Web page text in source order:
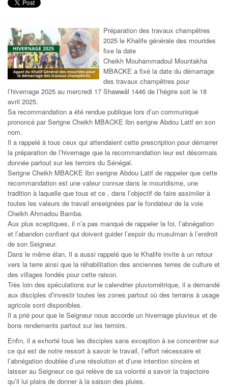
Préparation des travaux champêtres
2025 le Khalife générale des mourides
fixe la date
Cheikh Mouhammadoul Mountakha
MBACKE a fixé la date du démarrage
des travaux champêtres pour
l’hivernage 2025 au mercredi 17 Shawwâl 1446 de l’hégire soit le 18
avril 2025.
Sa recommandation a été rendue publique lors d’un communiqué
prononcé par Serigne Cheikh MBACKE Ibn serigne Abdou Latif en son
nom.
Il a rappelé à tous ceux qui attendaient cette prescription pour démarrer
la préparation de l’hivernage que la recommandation leur est désormais
donnée partout sur les terroirs du Sénégal.
Serigne Cheikh MBACKE Ibn serigne Abdou Latif de rappeler que cette
recommandation est une valeur connue dans le mouridisme, une
tradition à laquelle que tous et ce , dans l’objectif de faire assimiler à
toutes les valeurs de travail enseignées par le fondateur de la voie
Cheikh Ahmadou Bamba.
Aux plus sceptiques, il n’a pas manqué de rappeler la foi, l’abnégation
et l’abandon confiant qui doivent guider l’espoir du musulman à l’endroit
de son Seigneur.
Dans le même élan, Il a aussi rappelé que le Khalife invite à un retour
vers la terre ainsi que la réhabilitation des anciennes terres de culture et
des villages fondés pour cette raison.
Très loin des spéculations sur le calendrier pluviométrique, il a demandé
aux disciples d’investir toutes les zones partout où des terrains à usage
agricole sont disponibles.
Il a prié pour que le Seigneur nous accorde un hivernage pluvieux et de
bons rendements partout sur les terroirs.
Enfin, il a exhorté tous les disciples sans exception à se concentrer sur
ce qui est de notre ressort à savoir le travail, l’effort nécessaire et
l’abnégation doublée d’une résolution et d’une intention sincère et
laisser au Seigneur ce qui relève de sa volonté a savoir la trajectoire
qu’il lui plaira de donner à la saison des pluies.